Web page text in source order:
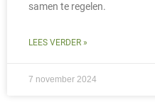
samen te regelen.
LEES VERDER »
7 november 2024